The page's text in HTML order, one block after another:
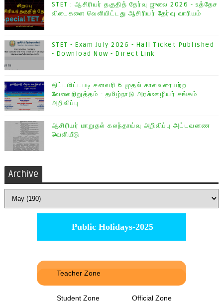
STET : ஆசிரியர் தகுதித் தேர்வு ஜுலை 2026 - உத்தேச
விடைகளை வெளியிட்டது ஆசிரியர் தேர்வு வாரியம்
STET - Exam July 2026 - Hall Ticket Published
- Download Now - Direct Link
திட்டமிட்டபடி சனவரி 6 முதல் காலவரையற்ற
வேலைநிறுத்தம் - தமிழ்நாடு அரசு்ஊழியர் சங்கம்
அறிவிப்பு
ஆசிரியர் மாறுதல் கலந்தாய்வு அறிவிப்பு அட்டவனண
வெளியீடு
Archive
Public Holidays-2025
Teacher Zone
Student Zone Official Zone